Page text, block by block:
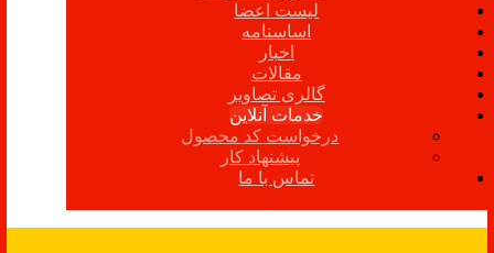
لیست اعضا
اساسنامه
اخبار
مقالات
گالری تصاویر
خدمات آنلاین
درخواست کد محصول
پیشنهاد کار
تماس با ما